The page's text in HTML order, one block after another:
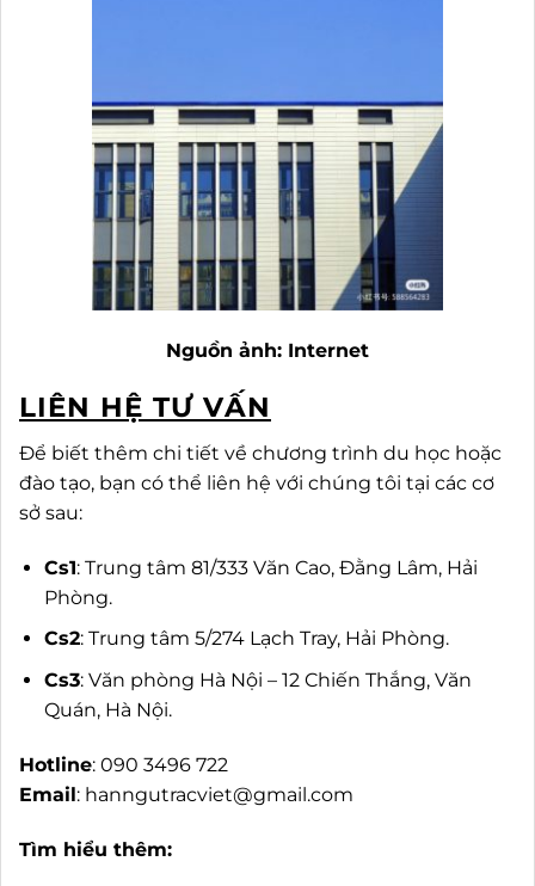
Nguồn ảnh: Internet
LIÊN HỆ TƯ VẤN
Để biết thêm chi tiết về chương trình du học hoặc
đào tạo, bạn có thể liên hệ với chúng tôi tại các cơ
sở sau:
Cs1: Trung tâm 81/333 Văn Cao, Đằng Lâm, Hải
Phòng.
Cs2: Trung tâm 5/274 Lạch Tray, Hải Phòng.
Cs3: Văn phòng Hà Nội – 12 Chiến Thắng, Văn
Quán, Hà Nội.
Hotline: 090 3496 722
Email: hanngutracviet@gmail.com
Tìm hiểu thêm: